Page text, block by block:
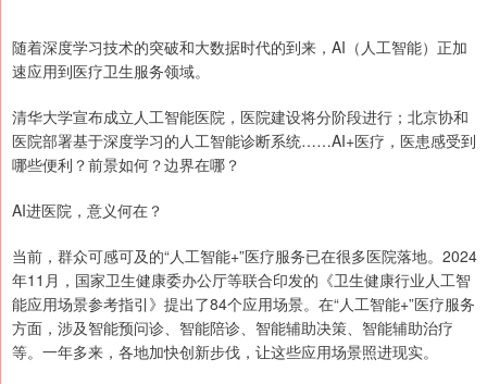
随着深度学习技术的突破和大数据时代的到来，AI（人工智能）正加
速应用到医疗卫生服务领域。
清华大学宣布成立人工智能医院，医院建设将分阶段进行；北京协和
医院部署基于深度学习的人工智能诊断系统……AI+医疗，医患感受到
哪些便利？前景如何？边界在哪？
AI进医院，意义何在？
当前，群众可感可及的“人工智能+”医疗服务已在很多医院落地。2024
年11月，国家卫生健康委办公厅等联合印发的《卫生健康行业人工智
能应用场景参考指引》提出了84个应用场景。在“人工智能+”医疗服务
方面，涉及智能预问诊、智能陪诊、智能辅助决策、智能辅助治疗
等。一年多来，各地加快创新步伐，让这些应用场景照进现实。